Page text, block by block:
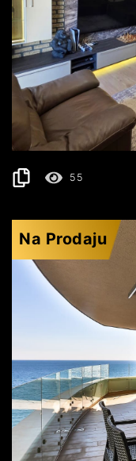
BEČIĆI
350.000€
106 m 2
55
Na Prodaju
RAFAILOVIĆI